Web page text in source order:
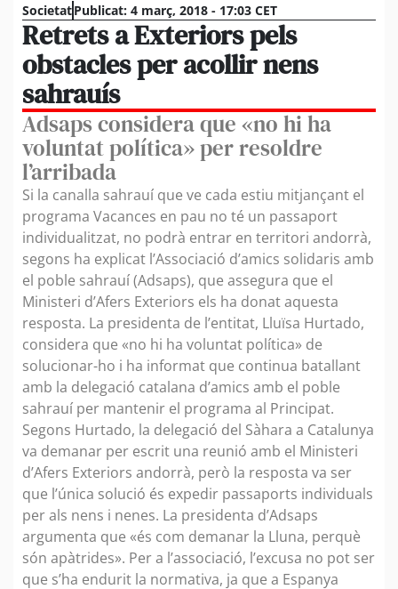
SocietatPublicat: 4 març, 2018 - 17:03 CET
Retrets a Exteriors pels
obstacles per acollir nens
sahrauís
Adsaps considera que «no hi ha
voluntat política» per resoldre
l’arribada
Si la canalla sahrauí que ve cada estiu mitjançant el
programa Vacances en pau no té un passaport
individualitzat, no podrà entrar en territori andorrà,
segons ha explicat l’Associació d’amics solidaris amb
el poble sahrauí (Adsaps), que assegura que el
Ministeri d’Afers Exteriors els ha donat aquesta
resposta. La presidenta de l’entitat, Lluïsa Hurtado,
considera que «no hi ha voluntat política» de
solucionar-ho i ha informat que continua batallant
amb la delegació catalana d’amics amb el poble
sahrauí per mantenir el programa al Principat.
Segons Hurtado, la delegació del Sàhara a Catalunya
va demanar per escrit una reunió amb el Ministeri
d’Afers Exteriors andorrà, però la resposta va ser
que l’única solució és expedir passaports individuals
per als nens i nenes. La presidenta d’Adsaps
argumenta que «és com demanar la Lluna, perquè
són apàtrides». Per a l’associació, l’excusa no pot ser
que s’ha endurit la normativa, ja que a Espanya